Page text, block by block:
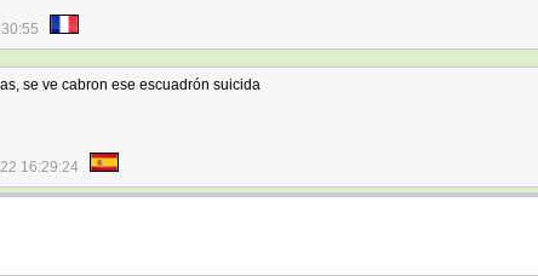
se ve cabron ese escuadrón suicida
16:29:24